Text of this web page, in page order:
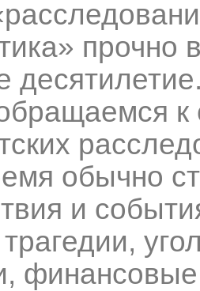
прочно
к
обычно
и